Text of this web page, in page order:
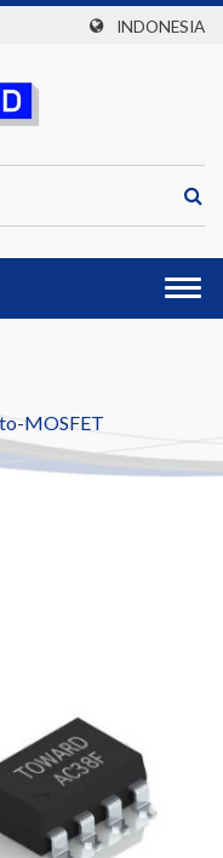
INDONESIA
MOSFET